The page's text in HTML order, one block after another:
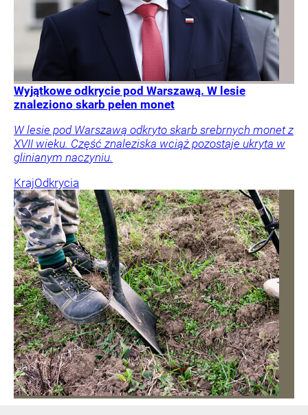
Wyjątkowe odkrycie pod Warszawą. W lesie
znaleziono skarb pełen monet
W lesie pod Warszawą odkryto skarb srebrnych monet z
XVII wieku. Część znaleziska wciąż pozostaje ukryta w
glinianym naczyniu.
KrajOdkrycia